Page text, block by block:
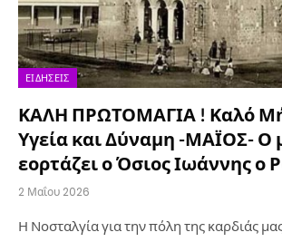
ΕΙΔΉΣΕΙΣ
ΚΑΛΗ ΠΡΩΤΟΜΑΓΙΑ ! Καλό
Υγεία και Δύναμη -ΜΑΪΟΣ- Ο
εορτάζει ο Όσιος Ιωάννης ο
2 Μαΐου 2026
Η Νοσταλγία για την πόλη της καρδιάς